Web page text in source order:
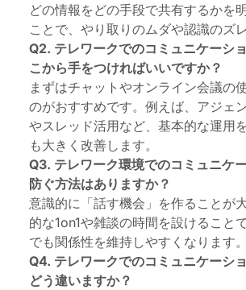
どの情報をどの手段で共有するかを
ことで、やり取りのムダや認識のズ
Q2. テレワークでのコミュニケーシ
こから手をつければいいですか？
まずはチャットやオンライン会議の
のがおすすめです。例えば、アジェ
やスレッド活用など、基本的な運用
も大きく改善します。
Q3. テレワーク環境でのコミュニケ
防ぐ方法はありますか？
意識的に「話す機会」を作ることが
的な1on1や雑談の時間を設けること
でも関係性を維持しやすくなります。
Q4. テレワークでのコミュニケーシ
どう違いますか？